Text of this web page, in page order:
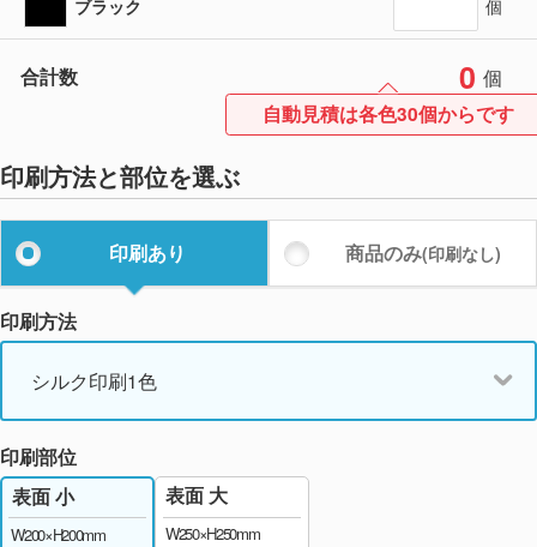
ブラック 個
合計数 0 個
自動見積は各色30個からです
印刷方法と部位を選ぶ
印刷あり 商品のみ(印刷なし)
印刷方法
シルク印刷1色
印刷部位
表面 小
W200×H200mm
表面 大
W250×H250mm